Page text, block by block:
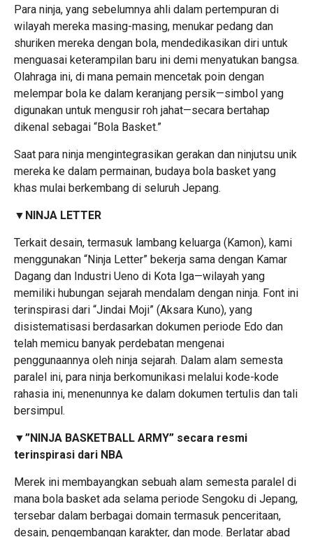
Para ninja, yang sebelumnya ahli dalam pertempuran di
wilayah mereka masing-masing, menukar pedang dan
shuriken mereka dengan bola, mendedikasikan diri untuk
menguasai keterampilan baru ini demi menyatukan bangsa.
Olahraga ini, di mana pemain mencetak poin dengan
melempar bola ke dalam keranjang persik—simbol yang
digunakan untuk mengusir roh jahat—secara bertahap
dikenal sebagai “Bola Basket.”
Saat para ninja mengintegrasikan gerakan dan ninjutsu unik
mereka ke dalam permainan, budaya bola basket yang
khas mulai berkembang di seluruh Jepang.
▼NINJA LETTER
Terkait desain, termasuk lambang keluarga (Kamon), kami
menggunakan “Ninja Letter” bekerja sama dengan Kamar
Dagang dan Industri Ueno di Kota Iga—wilayah yang
memiliki hubungan sejarah mendalam dengan ninja. Font ini
terinspirasi dari “Jindai Moji” (Aksara Kuno), yang
disistematisasi berdasarkan dokumen periode Edo dan
telah memicu banyak perdebatan mengenai
penggunaannya oleh ninja sejarah. Dalam alam semesta
paralel ini, para ninja berkomunikasi melalui kode-kode
rahasia ini, menenunnya ke dalam dokumen tertulis dan tali
bersimpul.
▼”NINJA BASKETBALL ARMY” secara resmi
terinspirasi dari NBA
Merek ini membayangkan sebuah alam semesta paralel di
mana bola basket ada selama periode Sengoku di Jepang,
tersebar dalam berbagai domain termasuk penceritaan,
desain, pengembangan karakter, dan mode. Berlatar abad